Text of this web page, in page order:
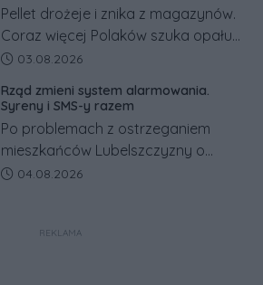
Pellet drożeje i znika z magazynów.
Coraz więcej Polaków szuka opału
za granicą, gdzie bywa nawet
Co się dzieje?
Data dodania artykułu:
03.08.2026
Rząd zmieni system alarmowania.
Syreny i SMS-y razem
Po problemach z ostrzeganiem
mieszkańców Lubelszczyzny o
rosyjskim zagrożeniu rząd
w jeden system.
Data dodania artykułu:
04.08.2026
REKLAMA